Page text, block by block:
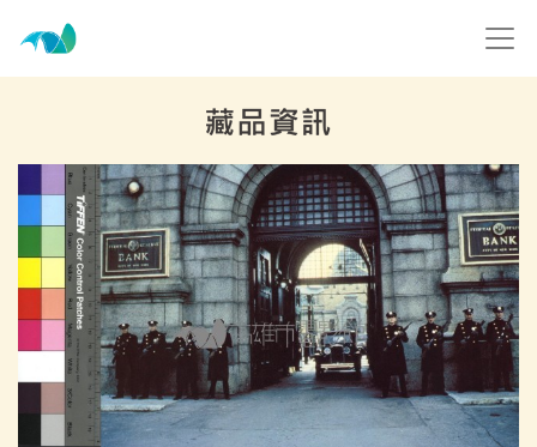
高雄市電影館
網頁導覽